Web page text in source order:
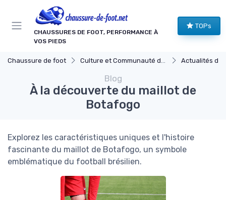
CHAUSSURES DE FOOT, PERFORMANCE À
VOS PIEDS
TOPs
Chaussure de foot Culture et Communauté du Football Actualités du
Blog
À la découverte du maillot de
Botafogo
Explorez les caractéristiques uniques et l'histoire
fascinante du maillot de Botafogo, un symbole
emblématique du football brésilien.
Panneau de gestion des cookies